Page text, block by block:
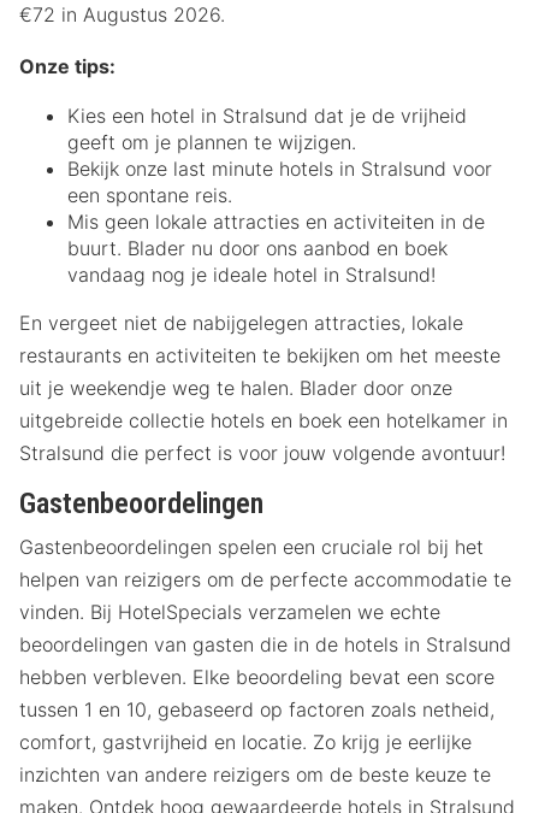
€72 in Augustus 2026.
Onze tips:
Kies een hotel in Stralsund dat je de vrijheid
geeft om je plannen te wijzigen.
Bekijk onze last minute hotels in Stralsund voor
een spontane reis.
Mis geen lokale attracties en activiteiten in de
buurt. Blader nu door ons aanbod en boek
vandaag nog je ideale hotel in Stralsund!
En vergeet niet de nabijgelegen attracties, lokale
restaurants en activiteiten te bekijken om het meeste
uit je weekendje weg te halen. Blader door onze
uitgebreide collectie hotels en boek een hotelkamer in
Stralsund die perfect is voor jouw volgende avontuur!
Gastenbeoordelingen
Gastenbeoordelingen spelen een cruciale rol bij het
helpen van reizigers om de perfecte accommodatie te
vinden. Bij HotelSpecials verzamelen we echte
beoordelingen van gasten die in de hotels in Stralsund
hebben verbleven. Elke beoordeling bevat een score
tussen 1 en 10, gebaseerd op factoren zoals netheid,
comfort, gastvrijheid en locatie. Zo krijg je eerlijke
inzichten van andere reizigers om de beste keuze te
maken. Ontdek hoog gewaardeerde hotels in Stralsund